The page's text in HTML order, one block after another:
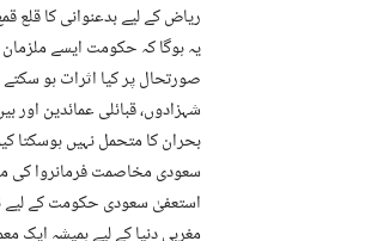
ریاض کے لیے بدعنوانی کا قلع
یہ ہوگا کہ حکومت ایسے
صورتحال پر کیا اثرات ہو
شہزادوں، قبائلی عمائدین
بحران کا متحمل نہیں ہوسکتا
سعودی مخاصمت فرمانروا کی
استعفیٰ سعودی حکومت کے لیے